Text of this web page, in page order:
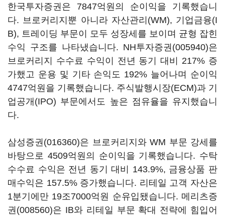
한국투자증권은 7847억원의 순이익을 기록했습니
다. 브로커리지뿐 아니라 자산관리(WM), 기업금융(I
B), 트레이딩 부문이 모두 성장세를 보이며 균형 잡힌
수익 구조를 나타냈습니다. NH투자증권(005940)은
브로커리지 수수료 수익이 전년 동기 대비 217% 증
가했고 운용 및 기타 손익도 192% 늘어나며 순이익
4747억원을 기록했습니다. 주식발행시장(ECM)과 기
업공개(IPO) 부문에서도 높은 점유율을 유지했습니
다.
삼성증권(016360)은 브로커리지와 WM 부문 강세를
바탕으로 4509억원의 순이익을 기록했습니다. 수탁
수수료 수익은 전년 동기 대비 143.9%, 금융상품 판
매수익은 157.5% 증가했습니다. 리테일 고객 자산은
1분기에만 19조7000억원 순유입됐습니다. 메리츠증
권(008560)은 IB와 리테일 부문 확대 전략에 힘입어